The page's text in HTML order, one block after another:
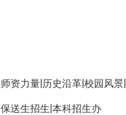
师资力量 历史沿革 |校园风景
|保送生招生 |本科招生办